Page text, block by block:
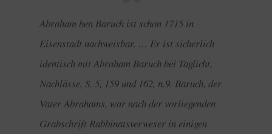
Abraham ben Baruch ist schon 1715 in
Eisenstadt nachweisbar. … Er ist sicherlich
identisch mit Abraham Baruch bei Taglicht,
Nachlässe, S. 5, 159 und 162, n.9. Baruch, der
Vater Abrahams, war nach der vorliegenden
Grabschrift Rabbinatsverweser in einigen